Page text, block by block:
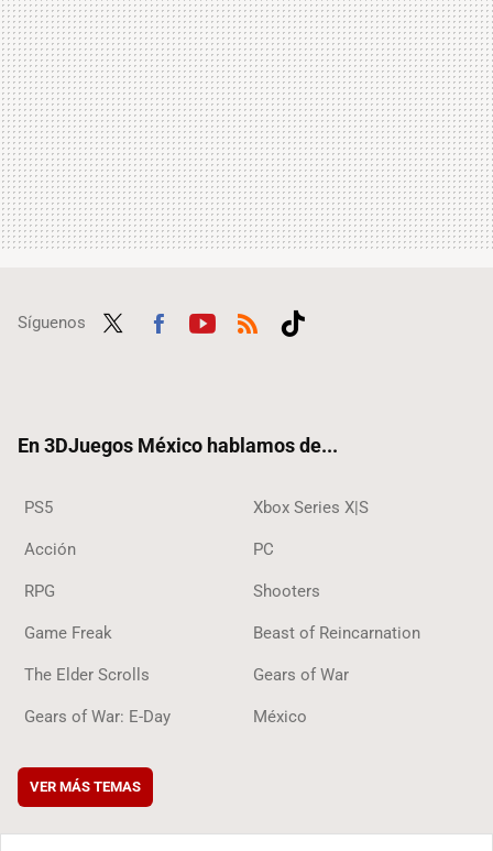
Síguenos
En 3DJuegos México hablamos de...
PS5 Xbox Series X|S
Acción PC
RPG Shooters
Game Freak Beast of Reincarnation
The Elder Scrolls Gears of War
Gears of War: E-Day México
VER MÁS TEMAS